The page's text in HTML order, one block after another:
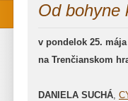
Od bohyne
v pondelok 25.
na Trenčianskom
DANIELA SUCHÁ,